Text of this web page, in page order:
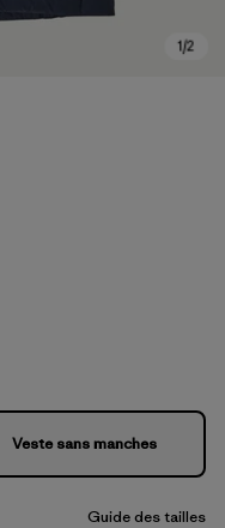
Veste sans manches
Guide des tailles